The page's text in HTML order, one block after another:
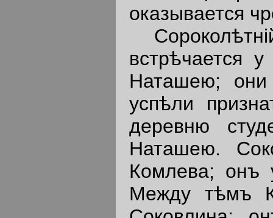
оказывается
встрѣчается
Наташею;
успѣли
деревню
Наташею.
Комлева; онъ
Между тѣмъ